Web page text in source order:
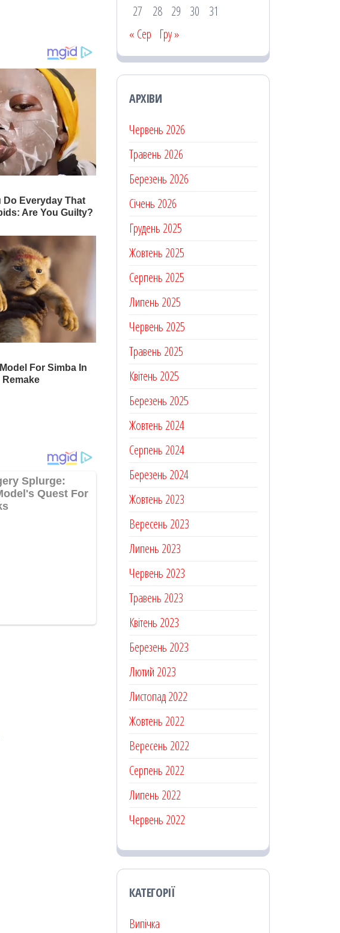
27
28 29 30
31
« Сер Гру »
АРХІВИ
Червень 2026
Травень 2026
Березень 2026
Січень 2026
Грудень 2025
Жовтень 2025
Серпень 2025
Липень 2025
Червень 2025
Травень 2025
Квітень 2025
Березень 2025
Жовтень 2024
Серпень 2024
Березень 2024
Жовтень 2023
Вересень 2023
Липень 2023
Червень 2023
Травень 2023
Квітень 2023
Березень 2023
Лютий 2023
Листопад 2022
Жовтень 2022
Вересень 2022
Серпень 2022
Липень 2022
Червень 2022
КАТЕГОРІЇ
Випічка